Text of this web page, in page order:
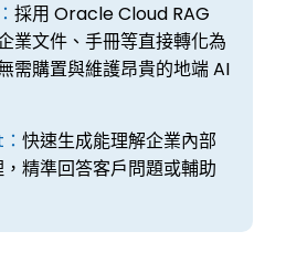
採用 Oracle Cloud RAG
業文件、手冊等直接轉化為
需購置與維護昂貴的地端 AI
快速生成能理解企業內部
精準回答客戶問題或輔助